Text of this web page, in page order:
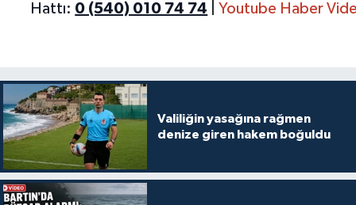
Hattı: 0 (540) 010 74 74 Youtube Haber
Valiliğin yasağına rağmen
denize giren hakem boğuldu